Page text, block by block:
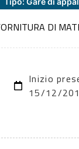
DI
Inizio
15/12/